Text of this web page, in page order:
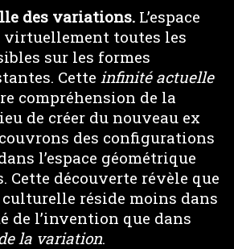
des variations. L’espace
toutes les
sur les formes
Cette infinité actuelle
compréhension de la
de créer du nouveau ex
des configurations
l’espace géométrique
Cette découverte révèle que
réside moins dans
de l’invention que dans
la variation.